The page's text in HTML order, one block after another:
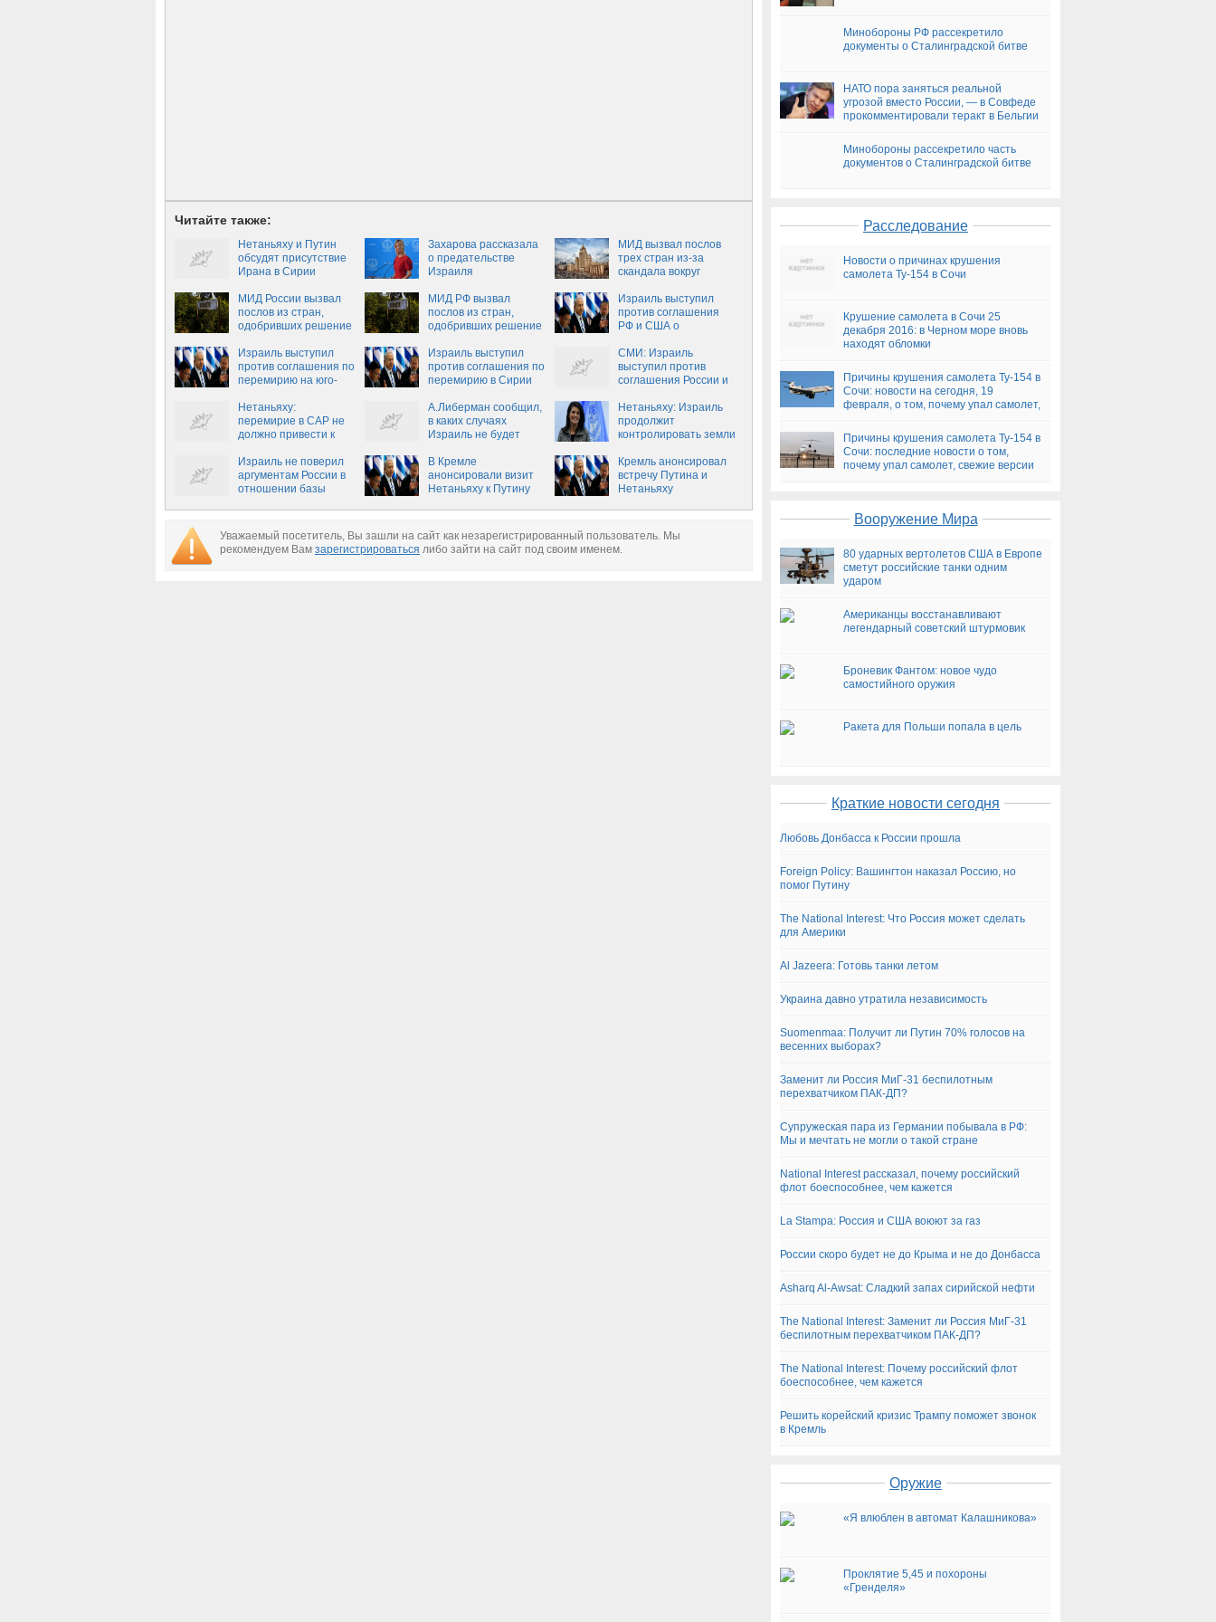
Читайте также:
Нетаньяху и Путин
обсудят присутствие
Ирана в Сирии
Захарова рассказала
о предательстве
Израиля
МИД вызвал послов
трех стран из-за
скандала вокруг
МИД России вызвал
послов из стран,
одобривших решение
МИД РФ вызвал
послов из стран,
одобривших решение
Израиль выступил
против соглашения
РФ и США о
Израиль выступил
против соглашения по
перемирию на юго-
Израиль выступил
против соглашения по
перемирию в Сирии
СМИ: Израиль
выступил против
соглашения России и
Сирии
Нетаньяху:
перемирие в САР не
должно привести к
позиций
А.Либерман сообщил,
в каких случаях
Израиль не будет
деэскалации в Сирии
Нетаньяху: Израиль
продолжит
контролировать земли
Израиль не поверил
аргументам России в
отношении базы
В Кремле
анонсировали визит
Нетаньяху к Путину
Кремль анонсировал
встречу Путина и
Нетаньяху
Уважаемый посетитель, Вы зашли на сайт как незарегистрированный пользователь. Мы
рекомендуем Вам зарегистрироваться либо зайти на сайт под своим именем.
Минобороны РФ рассекретило
документы о Сталинградской битве
НАТО пора заняться реальной
угрозой вместо России, — в Совфеде
прокомментировали теракт в Бельгии
Минобороны рассекретило часть
документов о Сталинградской битве
Расследование
Новости о причинах крушения
самолета Ту-154 в Сочи
Крушение самолета в Сочи 25
декабря 2016: в Черном море вновь
находят обломки
Причины крушения самолета Ту-154 в
Сочи: новости на сегодня, 19
февраля, о том, почему упал самолет,
Причины крушения самолета Ту-154 в
Сочи: последние новости о том,
почему упал самолет, свежие версии
Вооружение Мира
80 ударных вертолетов США в Европе
сметут российские танки одним
ударом
Американцы восстанавливают
легендарный советский штурмовик
Броневик Фантом: новое чудо
самостийного оружия
Ракета для Польши попала в цель
Краткие новости сегодня
Любовь Донбасса к России прошла
Foreign Policy: Вашингтон наказал Россию, но
помог Путину
The National Interest: Что Россия может сделать
для Америки
Al Jazeera: Готовь танки летом
Украина давно утратила независимость
Suomenmaa: Получит ли Путин 70% голосов на
весенних выборах?
Заменит ли Россия МиГ-31 беспилотным
перехватчиком ПАК-ДП?
Супружеская пара из Германии побывала в РФ:
Мы и мечтать не могли о такой стране
National Interest рассказал, почему российский
флот боеспособнее, чем кажется
La Stampa: Россия и США воюют за газ
России скоро будет не до Крыма и не до Донбасса
Asharq Al-Awsat: Сладкий запах сирийской нефти
The National Interest: Заменит ли Россия МиГ-31
беспилотным перехватчиком ПАК-ДП?
The National Interest: Почему российский флот
боеспособнее, чем кажется
Решить корейский кризис Трампу поможет звонок
в Кремль
Оружие
«Я влюблен в автомат Калашникова»
Проклятие 5,45 и похороны
«Гренделя»